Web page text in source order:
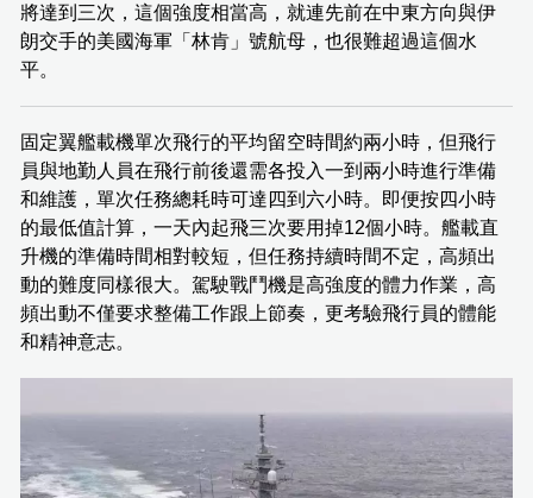
將達到三次，這個強度相當高，就連先前在中東方向與伊
朗交手的美國海軍「林肯」號航母，也很難超過這個水
平。
固定翼艦載機單次飛行的平均留空時間約兩小時，但飛行
員與地勤人員在飛行前後還需各投入一到兩小時進行準備
和維護，單次任務總耗時可達四到六小時。即便按四小時
的最低值計算，一天內起飛三次要用掉12個小時。艦載直
升機的準備時間相對較短，但任務持續時間不定，高頻出
動的難度同樣很大。駕駛戰鬥機是高強度的體力作業，高
頻出動不僅要求整備工作跟上節奏，更考驗飛行員的體能
和精神意志。